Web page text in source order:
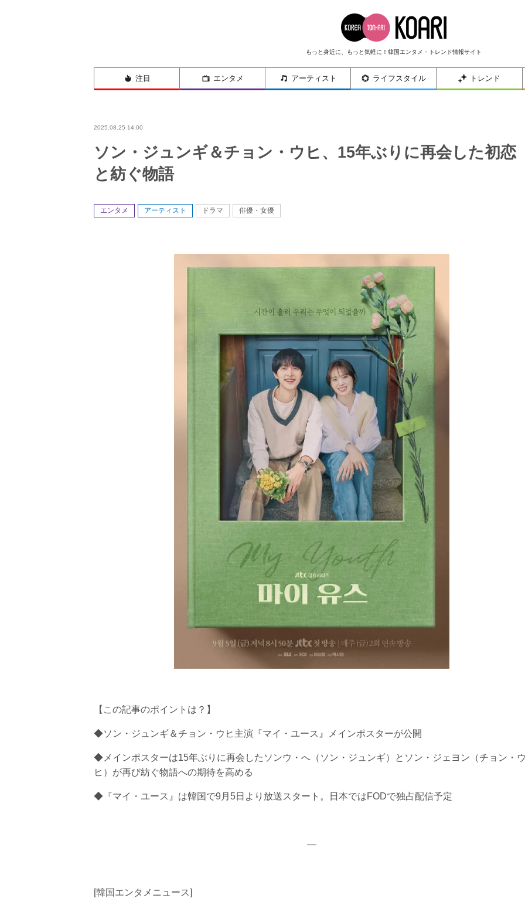
もっと身近に、もっと気軽に！韓国エンタメ・トレンド情報サイト
注目 エンタメ アーティスト ライフスタイル トレンド
2025.08.25 14:00
ソン・ジュンギ＆チョン・ウヒ、15年ぶりに再会した初恋
と紡ぐ物語
エンタメ アーティスト ドラマ 俳優・女優
【この記事のポイントは？】
◆ソン・ジュンギ＆チョン・ウヒ主演『マイ・ユース』メインポスターが公開
◆メインポスターは15年ぶりに再会したソンウ・へ（ソン・ジュンギ）とソン・ジェヨン（チョン・
ヒ）が再び紡ぐ物語への期待を高める
◆『マイ・ユース』は韓国で9月5日より放送スタート。日本ではFODで独占配信予定
—
[韓国エンタメニュース]